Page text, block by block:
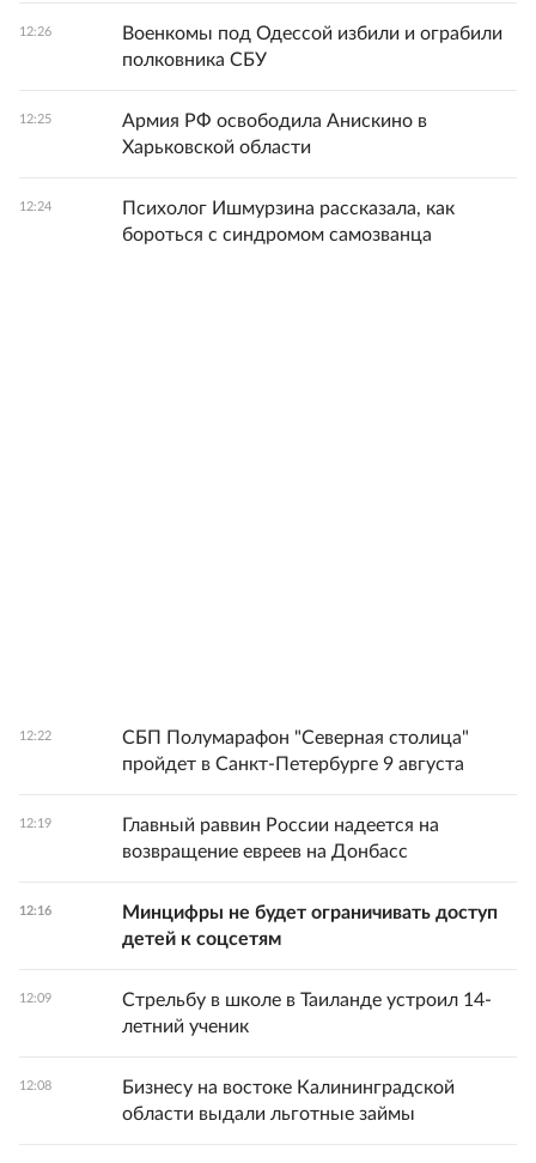
12:26
Военкомы под Одессой избили и ограбили
полковника СБУ
12:25
Армия РФ освободила Анискино в
Харьковской области
12:24
Психолог Ишмурзина рассказала, как
бороться с синдромом самозванца
12:22
СБП Полумарафон "Северная столица"
пройдет в Санкт-Петербурге 9 августа
12:19
Главный раввин России надеется на
возвращение евреев на Донбасс
12:16
Минцифры не будет ограничивать доступ
детей к соцсетям
12:09
Стрельбу в школе в Таиланде устроил 14-
летний ученик
12:08
Бизнесу на востоке Калининградской
области выдали льготные займы